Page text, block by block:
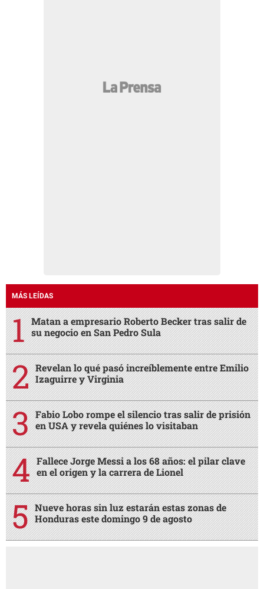
MÁS LEÍDAS
Matan a empresario Roberto Becker tras salir de
su negocio en San Pedro Sula
Revelan lo qué pasó increíblemente entre Emilio
Izaguirre y Virginia
Fabio Lobo rompe el silencio tras salir de prisión
en USA y revela quiénes lo visitaban
Fallece Jorge Messi a los 68 años: el pilar clave
en el origen y la carrera de Lionel
Nueve horas sin luz estarán estas zonas de
Honduras este domingo 9 de agosto